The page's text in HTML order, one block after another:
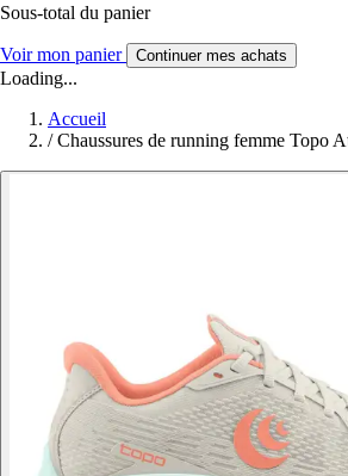
Sous-total du panier
Voir mon panier Continuer mes achats
Loading...
Accueil
/ Chaussures de running femme Topo